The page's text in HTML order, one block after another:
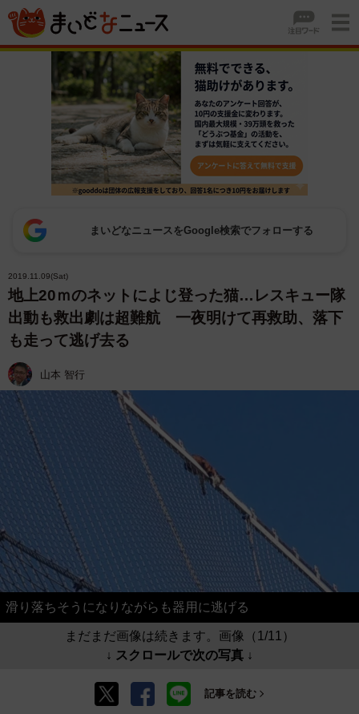
まいどなニュースをGoogle検索でフォローする
2019.11.09(Sat)
地上20ｍのネットによじ登った猫…レスキュー隊
出動も救出劇は超難航 一夜明けて再救助、落下
も走って逃げ去る
山本 智行
滑り落ちそうになりながらも器用に逃げる
まだまだ画像は続きます。画像（1/11）
↓ スクロールで次の写真 ↓
記事を読む